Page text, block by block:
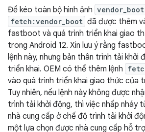
Để kéo toàn bộ hình ảnh vendor_boot
fetch:vendor_boot đã được thêm
fastboot và quá trình triển khai giao
trong Android 12. Xin lưu ý rằng
lệnh này, nhưng bản thân trình tải khởi
triển khai. OEM có thể thêm lệnh
vào quá trình triển khai giao thức của
Tuy nhiên, nếu lệnh này không được
trình tải khởi động, thì việc nhấp nháy
nhà cung cấp ở chế độ trình tải khởi
một lựa chọn được nhà cung cấp hỗ